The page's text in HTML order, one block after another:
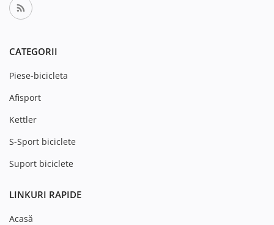
CATEGORII
Piese-bicicleta
Afisport
Kettler
S-Sport biciclete
Suport biciclete
LINKURI RAPIDE
Acasă